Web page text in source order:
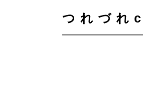
つれづれ